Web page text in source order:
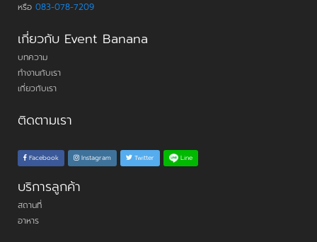
หรือ 083-078-7209
เกี่ยวกับ Event Banana
บทความ
ทำงานกับเรา
เกี่ยวกับเรา
ติดตามเรา
Facebook Instagram Twitter Line
บริการลูกค้า
สถานที่
อาหาร